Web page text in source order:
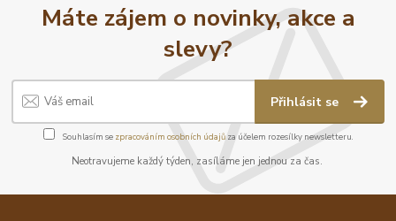
Máte zájem o novinky, akce a
slevy?
Přihlásit se
Souhlasím se zpracováním osobních údajůza účelem rozesílky newsletteru.
Neotravujeme každý týden, zasíláme jen jednou za čas.